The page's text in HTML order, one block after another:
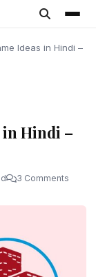
Ideas in Hindi –
in Hindi –
3 Comments